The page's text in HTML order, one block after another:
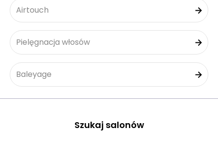
Airtouch
Pielęgnacja włosów
Baleyage
Szukaj salonów